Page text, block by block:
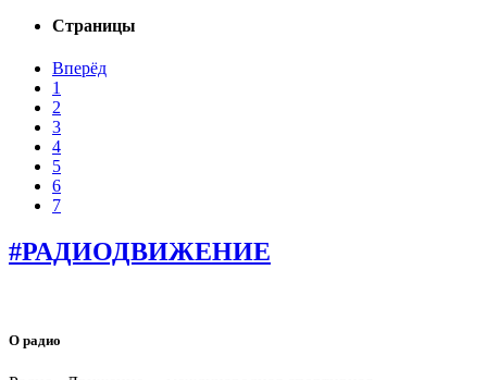
Страницы
Вперёд
1
2
3
4
5
6
7
#РАДИОДВИЖЕНИЕ
О радио